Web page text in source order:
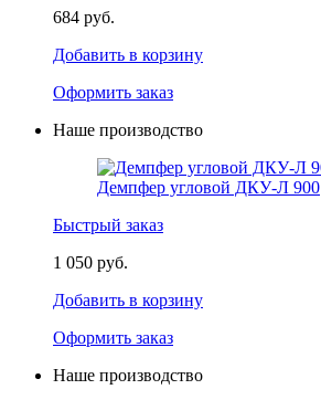
684 руб.
Добавить в корзину
Оформить заказ
Наше производство
Демпфер угловой ДКУ-Л 900
Быстрый заказ
1 050 руб.
Добавить в корзину
Оформить заказ
Наше производство